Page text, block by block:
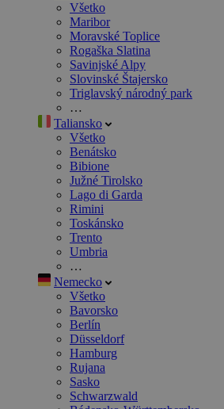
Všetko
Maribor
Moravské Toplice
Rogaška Slatina
Savinjské Alpy
Slovinské Štajersko
Triglavský národný park
…
Taliansko
Všetko
Benátsko
Bibione
Južné Tirolsko
Lago di Garda
Rimini
Toskánsko
Trento
Umbria
…
Nemecko
Všetko
Bavorsko
Berlín
Düsseldorf
Hamburg
Rujana
Sasko
Schwarzwald